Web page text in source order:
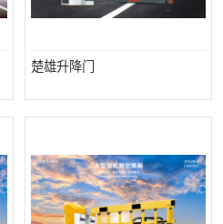
楚雄升降门